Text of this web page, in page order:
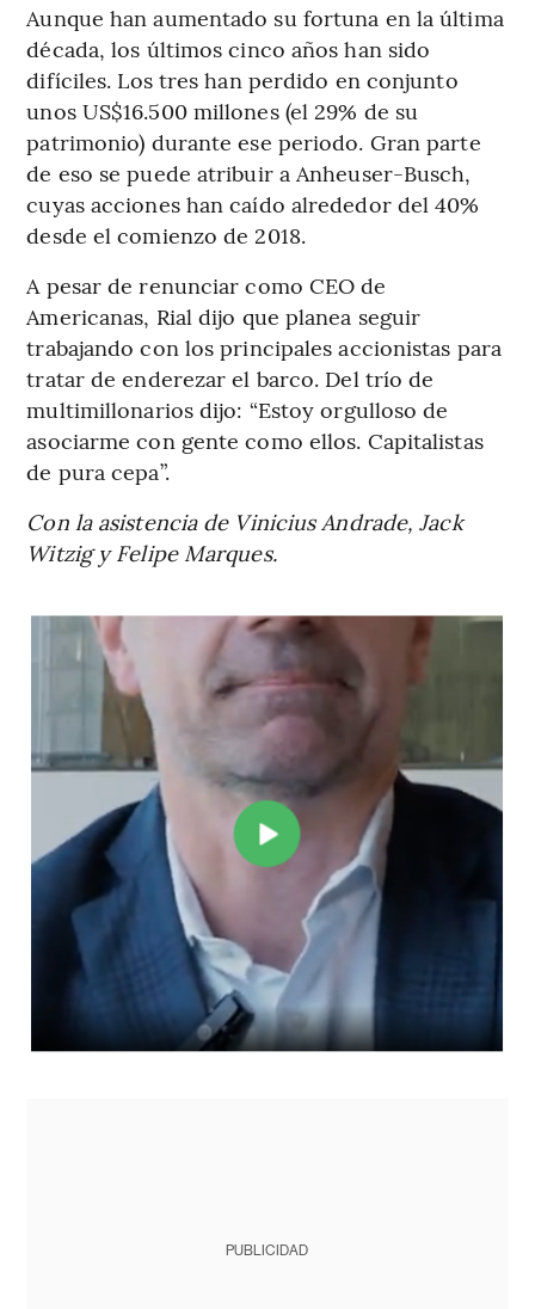
Aunque han aumentado su fortuna en la última
década, los últimos cinco años han sido
difíciles. Los tres han perdido en conjunto
unos US$16.500 millones (el 29% de su
patrimonio) durante ese periodo. Gran parte
de eso se puede atribuir a Anheuser-Busch,
cuyas acciones han caído alrededor del 40%
desde el comienzo de 2018.
A pesar de renunciar como CEO de
Americanas, Rial dijo que planea seguir
trabajando con los principales accionistas para
tratar de enderezar el barco. Del trío de
multimillonarios dijo: “Estoy orgulloso de
asociarme con gente como ellos. Capitalistas
de pura cepa”.
Con la asistencia de Vinicius Andrade, Jack
Witzig y Felipe Marques.
PUBLICIDAD